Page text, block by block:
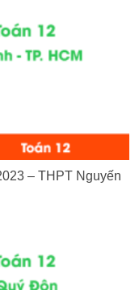
– THPT Nguyến